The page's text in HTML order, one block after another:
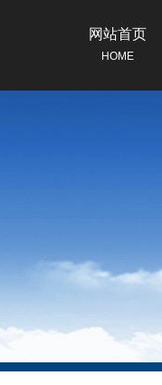
网站首页
HOME